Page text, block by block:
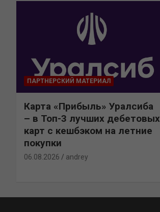
ПАРТНЕРСКИЙ МАТЕРИАЛ
Карта «Прибыль» Уралсиба
– в Топ-3 лучших дебетовых
карт с кешбэком на летние
покупки
06.08.2026 andrey